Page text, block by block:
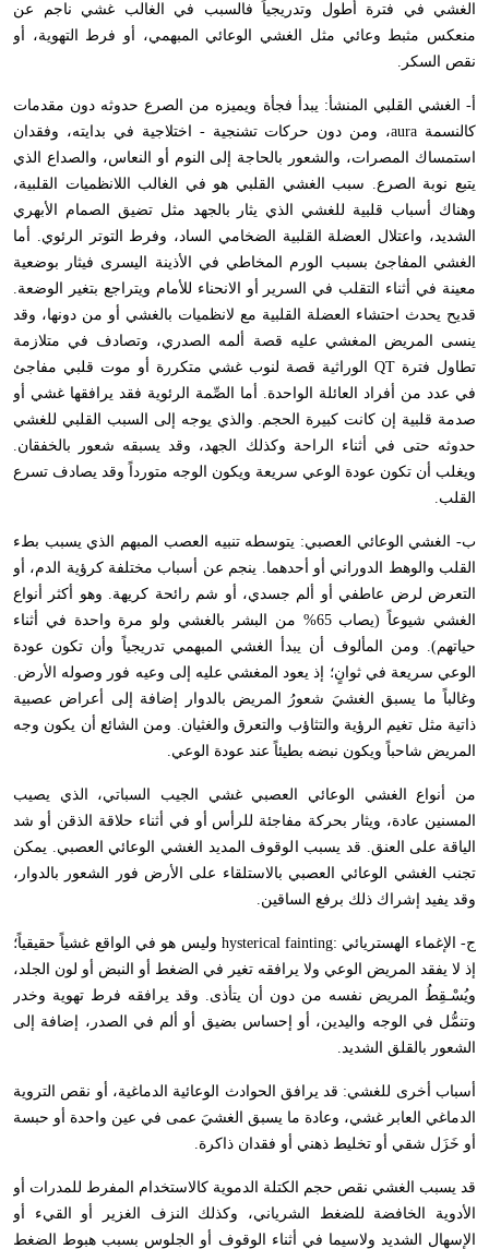
الغشي في فترة أطول وتدريجياً فالسبب في الغالب غشي ناجم عن
منعكس مثبط وعائي مثل الغشي الوعائي المبهمي، أو فرط التهوية، أو
نقص السكر.
أ- الغشي القلبي المنشأ: يبدأ فجأة ويميزه من الصرع حدوثه دون مقدمات
كالنسمة aura، ومن دون حركات تشنجية - اختلاجية في بدايته، وفقدان
استمساك المصرات، والشعور بالحاجة إلى النوم أو النعاس، والصداع الذي
يتبع نوبة الصرع. سبب الغشي القلبي هو في الغالب اللانظميات القلبية،
وهناك أسباب قلبية للغشي الذي يثار بالجهد مثل تضيق الصمام الأبهري
الشديد، واعتلال العضلة القلبية الضخامي الساد، وفرط التوتر الرئوي. أما
الغشي المفاجئ بسبب الورم المخاطي في الأذينة اليسرى فيثار بوضعية
معينة في أثناء التقلب في السرير أو الانحناء للأمام ويتراجع بتغير الوضعة.
قديح يحدث احتشاء العضلة القلبية مع لانظميات بالغشي أو من دونها، وقد
ينسى المريض المغشي عليه قصة ألمه الصدري، وتصادف في متلازمة
تطاول فترة QT الوراثية قصة لنوب غشي متكررة أو موت قلبي مفاجئ
في عدد من أفراد العائلة الواحدة. أما الصِّمة الرئوية فقد يرافقها غشي أو
صدمة قلبية إن كانت كبيرة الحجم. والذي يوجه إلى السبب القلبي للغشي
حدوثه حتى في أثناء الراحة وكذلك الجهد، وقد يسبقه شعور بالخفقان.
ويغلب أن تكون عودة الوعي سريعة ويكون الوجه متورداً وقد يصادف تسرع
القلب.
ب- الغشي الوعائي العصبي: يتوسطه تنبيه العصب المبهم الذي يسبب بطء
القلب والوهط الدوراني أو أحدهما. ينجم عن أسباب مختلفة كرؤية الدم، أو
التعرض لرض عاطفي أو ألم جسدي، أو شم رائحة كريهة. وهو أكثر أنواع
الغشي شيوعاً (يصاب 65% من البشر بالغشي ولو مرة واحدة في أثناء
حياتهم). ومن المألوف أن يبدأ الغشي المبهمي تدريجياً وأن تكون عودة
الوعي سريعة في ثوانٍ؛ إذ يعود المغشي عليه إلى وعيه فور وصوله الأرض.
وغالباً ما يسبق الغشيَ شعورُ المريض بالدوار إضافة إلى أعراض عصبية
ذاتية مثل تغيم الرؤية والتثاؤب والتعرق والغثيان. ومن الشائع أن يكون وجه
المريض شاحباً ويكون نبضه بطيئاً عند عودة الوعي.
من أنواع الغشي الوعائي العصبي غشي الجيب السباتي، الذي يصيب
المسنين عادة، ويثار بحركة مفاجئة للرأس أو في أثناء حلاقة الذقن أو شد
الياقة على العنق. قد يسبب الوقوف المديد الغشي الوعائي العصبي. يمكن
تجنب الغشي الوعائي العصبي بالاستلقاء على الأرض فور الشعور بالدوار،
وقد يفيد إشراك ذلك برفع الساقين.
ج- الإغماء الهستريائي :hysterical fainting وليس هو في الواقع غشياً حقيقياً؛
إذ لا يفقد المريض الوعي ولا يرافقه تغير في الضغط أو النبض أو لون الجلد،
ويُسْـقِطُ المريض نفسه من دون أن يتأذى. وقد يرافقه فرط تهوية وخدر
وتنمُّل في الوجه واليدين، أو إحساس بضيق أو ألم في الصدر، إضافة إلى
الشعور بالقلق الشديد.
أسباب أخرى للغشي: قد يرافق الحوادث الوعائية الدماغية، أو نقص التروية
الدماغي العابر غشي، وعادة ما يسبق الغشيَ عمى في عين واحدة أو حبسة
أو خَزَل شقي أو تخليط ذهني أو فقدان ذاكرة.
قد يسبب الغشي نقص حجم الكتلة الدموية كالاستخدام المفرط للمدرات أو
الأدوية الخافضة للضغط الشرياني، وكذلك النزف الغزير أو القيء أو
الإسهال الشديد ولاسيما في أثناء الوقوف أو الجلوس بسبب هبوط الضغط